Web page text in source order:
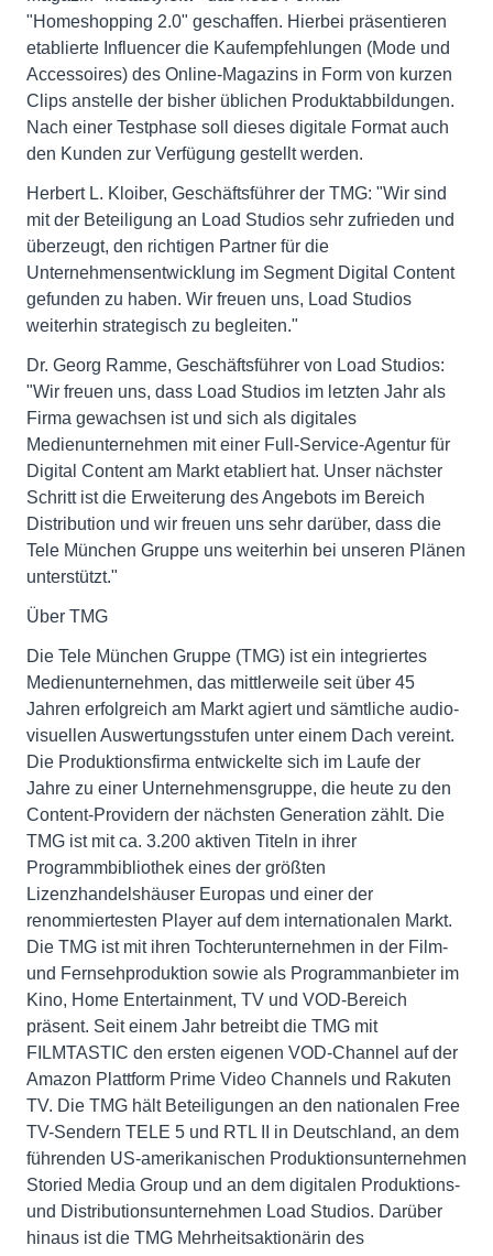
"Homeshopping 2.0" geschaffen. Hierbei präsentieren
etablierte Influencer die Kaufempfehlungen (Mode und
Accessoires) des Online-Magazins in Form von kurzen
Clips anstelle der bisher üblichen Produktabbildungen.
Nach einer Testphase soll dieses digitale Format auch
den Kunden zur Verfügung gestellt werden.
Herbert L. Kloiber, Geschäftsführer der TMG: "Wir sind
mit der Beteiligung an Load Studios sehr zufrieden und
überzeugt, den richtigen Partner für die
Unternehmensentwicklung im Segment Digital Content
gefunden zu haben. Wir freuen uns, Load Studios
weiterhin strategisch zu begleiten."
Dr. Georg Ramme, Geschäftsführer von Load Studios:
"Wir freuen uns, dass Load Studios im letzten Jahr als
Firma gewachsen ist und sich als digitales
Medienunternehmen mit einer Full-Service-Agentur für
Digital Content am Markt etabliert hat. Unser nächster
Schritt ist die Erweiterung des Angebots im Bereich
Distribution und wir freuen uns sehr darüber, dass die
Tele München Gruppe uns weiterhin bei unseren Plänen
unterstützt."
Über TMG
Die Tele München Gruppe (TMG) ist ein integriertes
Medienunternehmen, das mittlerweile seit über 45
Jahren erfolgreich am Markt agiert und sämtliche audio-
visuellen Auswertungsstufen unter einem Dach vereint.
Die Produktionsfirma entwickelte sich im Laufe der
Jahre zu einer Unternehmensgruppe, die heute zu den
Content-Providern der nächsten Generation zählt. Die
TMG ist mit ca. 3.200 aktiven Titeln in ihrer
Programmbibliothek eines der größten
Lizenzhandelshäuser Europas und einer der
renommiertesten Player auf dem internationalen Markt.
Die TMG ist mit ihren Tochterunternehmen in der Film-
und Fernsehproduktion sowie als Programmanbieter im
Kino, Home Entertainment, TV und VOD-Bereich
präsent. Seit einem Jahr betreibt die TMG mit
FILMTASTIC den ersten eigenen VOD-Channel auf der
Amazon Plattform Prime Video Channels und Rakuten
TV. Die TMG hält Beteiligungen an den nationalen Free
TV-Sendern TELE 5 und RTL II in Deutschland, an dem
führenden US-amerikanischen Produktionsunternehmen
Storied Media Group und an dem digitalen Produktions-
und Distributionsunternehmen Load Studios. Darüber
hinaus ist die TMG Mehrheitsaktionärin des